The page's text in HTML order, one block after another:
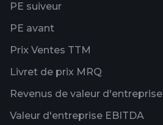
PE suiveur
PE avant
Prix ​​Ventes TTM
Livret de prix MRQ
Revenus de valeur d'entreprise
Valeur d'entreprise EBITDA